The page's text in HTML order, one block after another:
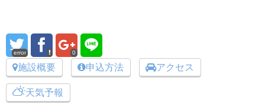
error 0
施設概要 申込方法 アクセス
天気予報